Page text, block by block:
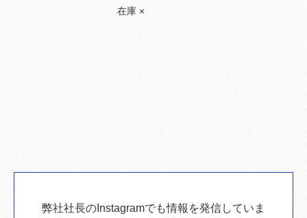
在庫 ×
弊社社長のInstagramでも情報を発信していま